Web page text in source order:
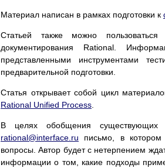
Материал написан в рамках подготовки к
Cтатьей также можно
документирования Rational.
представленными инструментами
предварительной подготовки.
Статья открывает собой цикл
Rational Unified Process
В целях обобщения существующих
rational@interface.ru письмо, в котором
вопросы. Автор будет с нетерпением
информации о том, какие подходы